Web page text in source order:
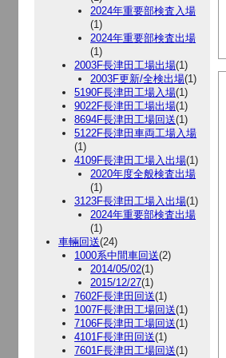
2024年重要部検査入場
(1)
2024年重要部検査出場
(1)
2003F長津田工場出場(1)
2003F更新/全検出場(1)
5190F長津田工場入場(1)
9022F長津田工場出場(1)
8694F長津田工場回送(1)
5122F長津田車両工場入場
(1)
4109F長津田工場入出場(1)
2020年度全般検査出場
(1)
3123F長津田工場入出場(1)
2024年重要部検査出場
(1)
車輛回送(24)
1000系中間車回送(2)
2014/05/02(1)
2015/12/27(1)
7602F長津田回送(1)
1007F長津田工場回送(1)
7106F長津田工場回送(1)
4101F長津田回送(1)
7601F長津田工場回送(1)